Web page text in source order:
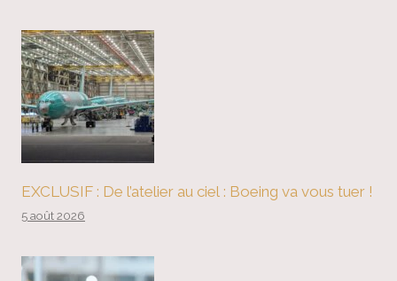
EXCLUSIF : De l’atelier au ciel : Boeing va vous tuer !
5 août 2026